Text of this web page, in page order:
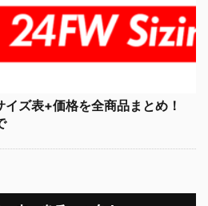
ズ表+価格を全商品まとめ！